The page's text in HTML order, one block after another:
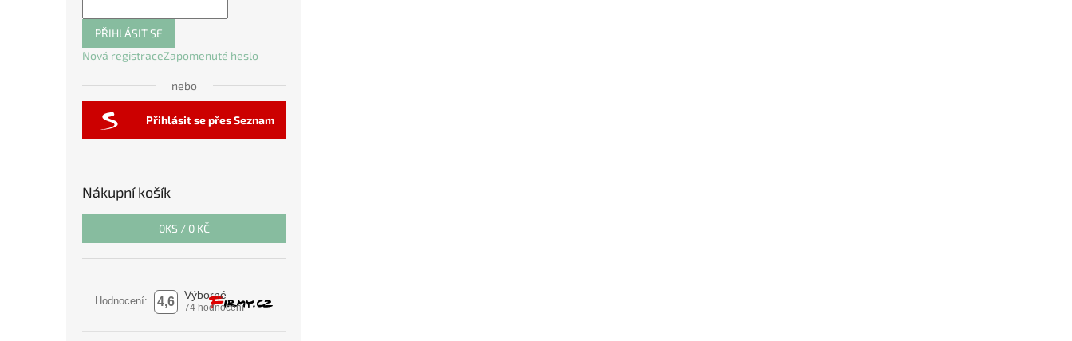
PŘIHLÁSIT SE
Nová registraceZapomenuté heslo
nebo
Přihlásit se přes Seznam
Nákupní košík
0KS / 0 KČ